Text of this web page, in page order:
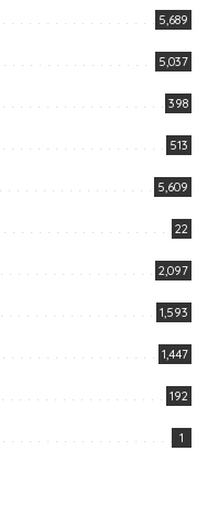
5,689
5,037
398
513
5,609
22
2,097
1,593
1,447
192
1